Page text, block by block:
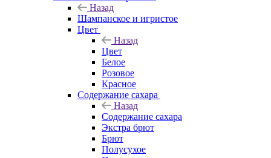
Назад
Шампанское и игристое
Цвет
Назад
Цвет
Белое
Розовое
Красное
Содержание сахара
Назад
Содержание сахара
Экстра брют
Брют
Полусухое